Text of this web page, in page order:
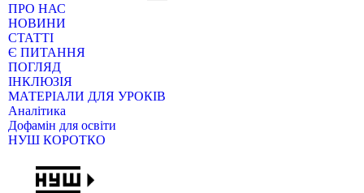
ПРО НАС
НОВИНИ
СТАТТІ
Є ПИТАННЯ
ПОГЛЯД
ІНКЛЮЗІЯ
МАТЕРІАЛИ ДЛЯ УРОКІВ
Аналітика
Дофамін для освіти
НУШ КОРОТКО